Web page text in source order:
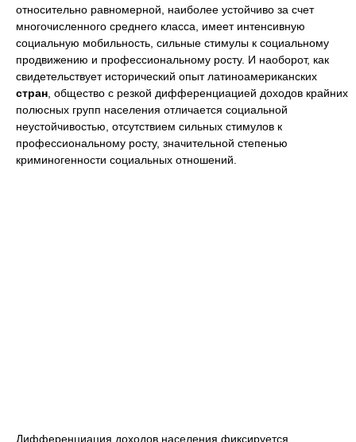
относительно равномерной, наиболее устойчиво за счет
многочисленного среднего класса, имеет интенсивную
социальную мобильность, сильные стимулы к социальному
продвижению и профессиональному росту. И наоборот, как
свидетельствует исторический опыт латиноамериканских
стран , общество с резкой дифференциацией доходов крайних
полюсных групп населения отличается социальной
неустойчивостью, отсутствием сильных стимулов к
профессиональному росту, значительной степенью
криминогенности социальных отношений.
Дифференциация доходов населения фиксируется